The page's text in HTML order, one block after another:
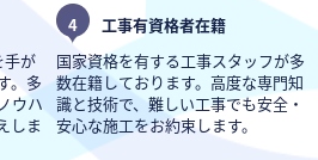
手が
。多
ウハ
しま
4
工事有資格者在籍
国家資格を有する工事スタッフが多
数在籍しております。高度な専門知
識と技術で、難しい工事でも安全・
安心な施工をお約束します。